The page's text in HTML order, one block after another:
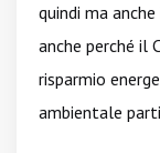
quindi ma
anche perché il
risparmio
ambientale